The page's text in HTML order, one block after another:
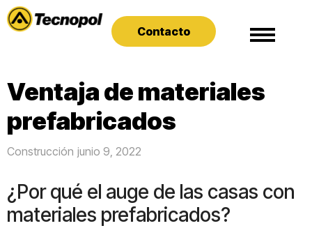
Contacto
Ventaja de materiales
prefabricados
Construcción junio 9, 2022
¿Por qué el auge de las casas con
materiales prefabricados?